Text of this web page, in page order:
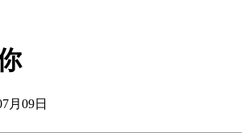
月09日